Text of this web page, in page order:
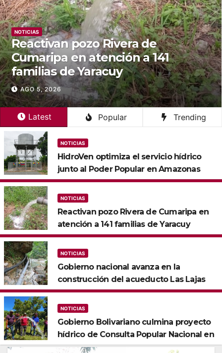
NOTICIAS
‎Gobierno nacional avanza en
construcción del acueducto
Lajas en Yaracuy
AGO 5, 2026
Latest Popular Trending
NOTICIAS
‎‎HidroVen optimiza el servicio hídrico
junto al Poder Popular en Amazonas
NOTICIAS
Reactivan pozo Rivera de Cumaripa en
atención a 141 familias de Yaracuy
NOTICIAS
‎Gobierno nacional avanza en la
construcción del acueducto Las Lajas
en Yaracuy
NOTICIAS
Gobierno Bolivariano culmina proyecto
hídrico de Consulta Popular Nacional en
Monagas